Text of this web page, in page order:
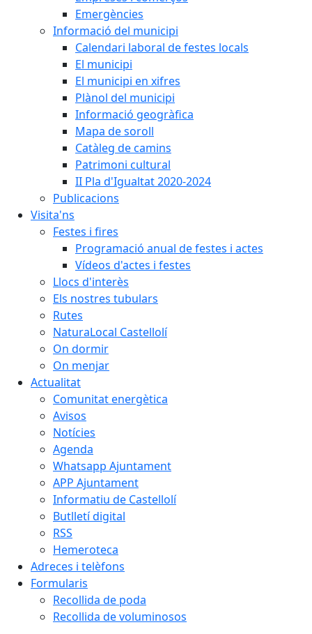
Emergències
Informació del municipi
Calendari laboral de festes locals
El municipi
El municipi en xifres
Plànol del municipi
Informació geogràfica
Mapa de soroll
Catàleg de camins
Patrimoni cultural
II Pla d'Igualtat 2020-2024
Publicacions
Visita'ns
Festes i fires
Programació anual de festes i actes
Vídeos d'actes i festes
Llocs d'interès
Els nostres tubulars
Rutes
NaturaLocal Castellolí
On dormir
On menjar
Actualitat
Comunitat energètica
Avisos
Notícies
Agenda
Whatsapp Ajuntament
APP Ajuntament
Informatiu de Castellolí
Butlletí digital
RSS
Hemeroteca
Adreces i telèfons
Formularis
Recollida de poda
Recollida de voluminosos